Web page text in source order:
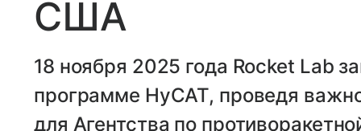
США
18 ноября 2025 года Rocket Lab
программе HyCAT, проведя
для Агентства по